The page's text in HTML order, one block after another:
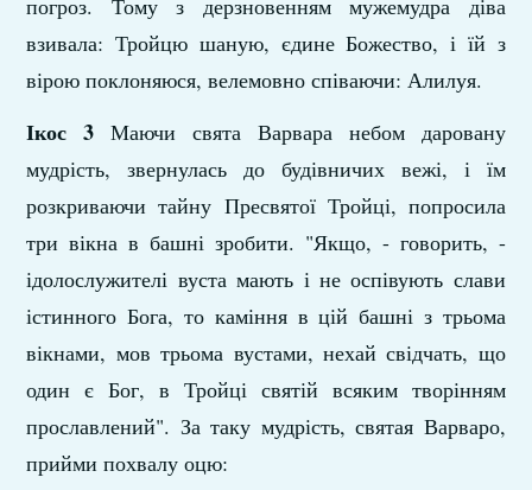
погроз. Тому з дерзновенням мужемудра діва
взивала: Тройцю шаную, єдине Божество, і їй з
вірою поклоняюся, велемовно співаючи: Алилуя.
Ікос 3 Маючи свята Варвара небом даровану
мудрість, звернулась до будівничих вежі, і їм
розкриваючи тайну Пресвятої Тройці, попросила
три вікна в башні зробити. "Якщо, - говорить, -
ідолослужителі вуста мають і не оспівують слави
істинного Бога, то каміння в цій башні з трьома
вікнами, мов трьома вустами, нехай свідчать, що
один є Бог, в Тройці святій всяким творінням
прославлений". За таку мудрість, святая Варваро,
прийми похвалу оцю: